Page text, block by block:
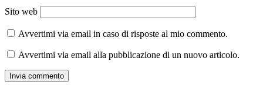
Sito web
Avvertimi via email in caso di risposte al mio commento.
Avvertimi via email alla pubblicazione di un nuovo articolo.